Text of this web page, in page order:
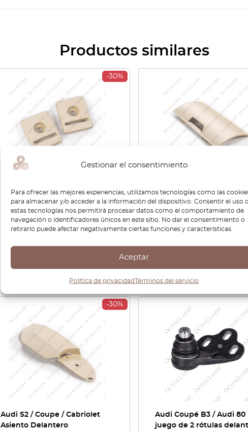
Gestionar el consentimiento
Para ofrecer las mejores experiencias, utilizamos tecnologías como las
para almacenar y/o acceder a la información del dispositivo. Consentir el uso
estas tecnologías nos permitirá procesar datos como el comportamiento de
navegación o identificadores únicos en este sitio. No dar el consentimiento o
retirarlo puede afectar negativamente ciertas funciones y características.
Aceptar
Política de privacidadTérminos del servicio
Productos similares
-30%
Guantera Correa Soporte
Juego De 2 Todos Los Colores
811857174
Quattro B2 Tapa de la
fusibles interior Todos los
colores 811000321D
-30%
Audi S2 / Coupe / Cabriolet
Asiento Delantero
Audi Coupé B3 / Audi 80
juego de 2 rótulas